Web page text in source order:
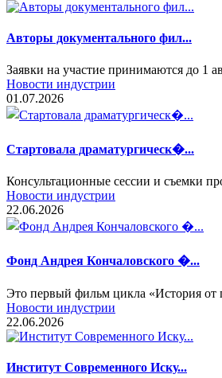
Авторы документального фил...
Заявки на участие принимаются до 1
Новости индустрии
01.07.2026
Стартовала драматургическ�...
Консультационные сессии и съемки
Новости индустрии
22.06.2026
Фонд Андрея Кончаловского �...
Это первый фильм цикла «История
Новости индустрии
22.06.2026
Институт Современного Иску...